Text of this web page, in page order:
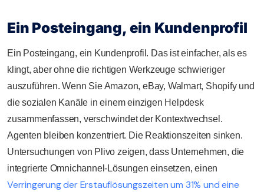
Ein Posteingang, ein Kundenprofil
Ein Posteingang, ein Kundenprofil. Das ist einfacher, als es
klingt, aber ohne die richtigen Werkzeuge schwieriger
auszuführen. Wenn Sie Amazon, eBay, Walmart, Shopify und
die sozialen Kanäle in einem einzigen Helpdesk
zusammenfassen, verschwindet der Kontextwechsel.
Agenten bleiben konzentriert. Die Reaktionszeiten sinken.
Untersuchungen von Plivo zeigen, dass Unternehmen, die
integrierte Omnichannel-Lösungen einsetzen, einen
Verringerung der Erstauflösungszeiten um 31% und eine